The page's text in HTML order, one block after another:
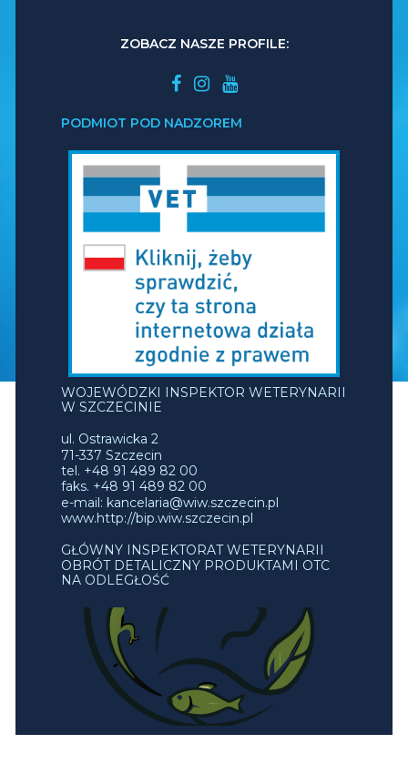
ZOBACZ NASZE PROFILE:
PODMIOT POD NADZOREM
WOJEWÓDZKI INSPEKTOR WETERYNARII
W SZCZECINIE
ul. Ostrawicka 2
71-337 Szczecin
tel. +48 91 489 82 00
faks. +48 91 489 82 00
e-mail: kancelaria@wiw.szczecin.pl
www.http://bip.wiw.szczecin.pl
GŁÓWNY INSPEKTORAT WETERYNARII
OBRÓT DETALICZNY PRODUKTAMI OTC
NA ODLEGŁOŚĆ